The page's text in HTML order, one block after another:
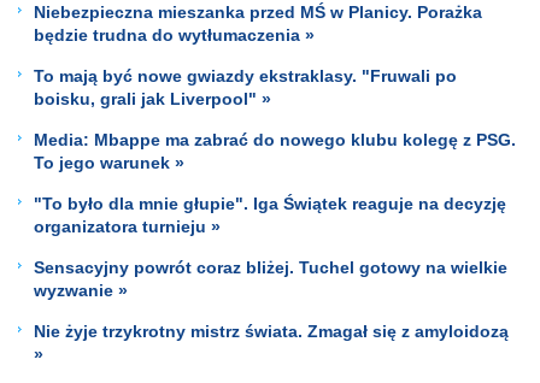
Niebezpieczna mieszanka przed MŚ w Planicy. Porażka
będzie trudna do wytłumaczenia »
To mają być nowe gwiazdy ekstraklasy. "Fruwali po
boisku, grali jak Liverpool" »
Media: Mbappe ma zabrać do nowego klubu kolegę z PSG.
To jego warunek »
"To było dla mnie głupie". Iga Świątek reaguje na decyzję
organizatora turnieju »
Sensacyjny powrót coraz bliżej. Tuchel gotowy na wielkie
wyzwanie »
Nie żyje trzykrotny mistrz świata. Zmagał się z amyloidozą
»